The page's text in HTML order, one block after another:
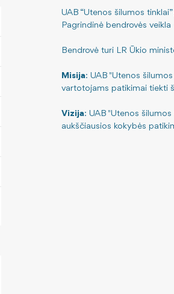
UAB “Utenos šilumos
Pagrindinė bendrovės
Bendrovė turi LR Ūkio
Misija: UAB "Utenos
vartotojams patikimai tiekti
Vizija: UAB "Utenos
aukščiausios kokybės